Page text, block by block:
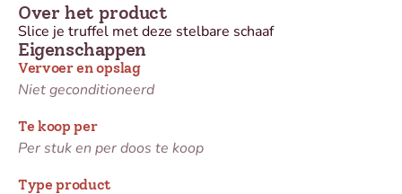
Eigenschappen
Vervoer en opslag
Niet geconditioneerd
Te koop per
Per stuk en per doos te koop
Type product
Over het product
Slice je truffel met deze stelbare schaaf